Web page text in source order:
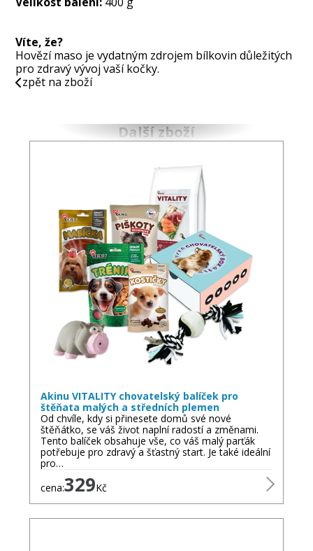
Víte, že?
Hovězí maso je vydatným zdrojem bílkovin důležitých
pro zdravý vývoj vaší kočky.
zpět na zboží
Další zboží
Akinu VITALITY chovatelský balíček pro
štěňata malých a středních plemen
Od chvíle, kdy si přinesete domů své nové
štěňátko, se váš život naplní radostí a změnami.
Tento balíček obsahuje vše, co váš malý parťák
potřebuje pro zdravý a šťastný start. Je také ideální
pro…
cena:329Kč